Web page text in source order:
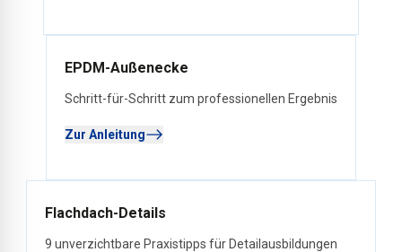
EPDM-Außenecke
Schritt-für-Schritt zum professionellen Ergebnis
Zur Anleitung
Flachdach-Details
9 unverzichtbare Praxistipps für Detailausbildungen